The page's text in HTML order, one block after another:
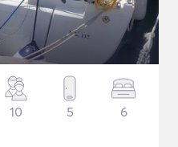
10 5 6